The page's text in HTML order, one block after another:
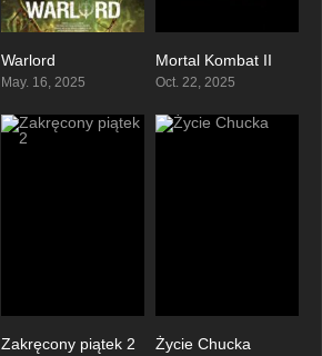
Warlord
May. 16, 2025
Mortal Kombat II
Oct. 22, 2025
0
Zakręcony piątek 2 Życie Chucka